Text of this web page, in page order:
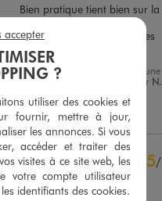
0
0
0
Bien pratique tient bien sur la
tête
Est réversible si on enlève les
étiquettes
Avis du 26/07/2026
, suite à une
expérience du
par
Utile(0) Signaler
5/
Avis vérifié et récompensé
?
utiliser des cookies et
fournir, mettre à jour,
les annonces. Si vous
accéder et traiter des
visites à ce site web, les
votre compte utilisateur
identifiants des cookies.
accepter